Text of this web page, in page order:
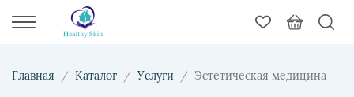
Главная Каталог Услуги Эстетическая медицина